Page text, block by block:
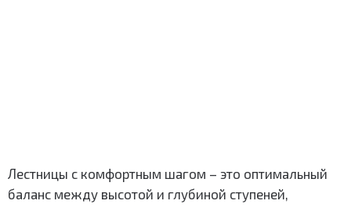
Лестницы с комфортным шагом – это оптимальный
баланс между высотой и глубиной ступеней,